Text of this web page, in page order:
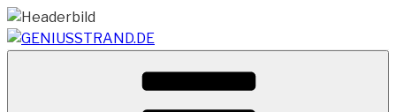
Zum
Inhalt
springen
GENIUSSTRAND.DE
Vom Geniusstrand zum JadeWeserPort/Container
Terminal Wilhelmshaven